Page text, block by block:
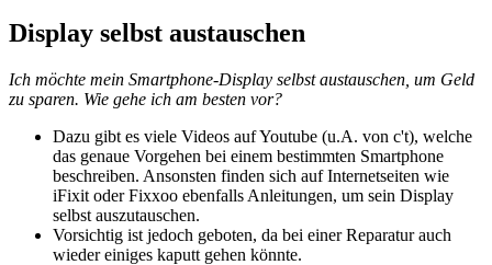
Display selbst austauschen
Ich möchte mein Smartphone-Display selbst austauschen, um Geld
zu sparen. Wie gehe ich am besten vor?
Dazu gibt es viele Videos auf Youtube (u.A. von c't), welche
das genaue Vorgehen bei einem bestimmten Smartphone
beschreiben. Ansonsten finden sich auf Internetseiten wie
iFixit oder Fixxoo ebenfalls Anleitungen, um sein Display
selbst auszutauschen.
Vorsichtig ist jedoch geboten, da bei einer Reparatur auch
wieder einiges kaputt gehen könnte.